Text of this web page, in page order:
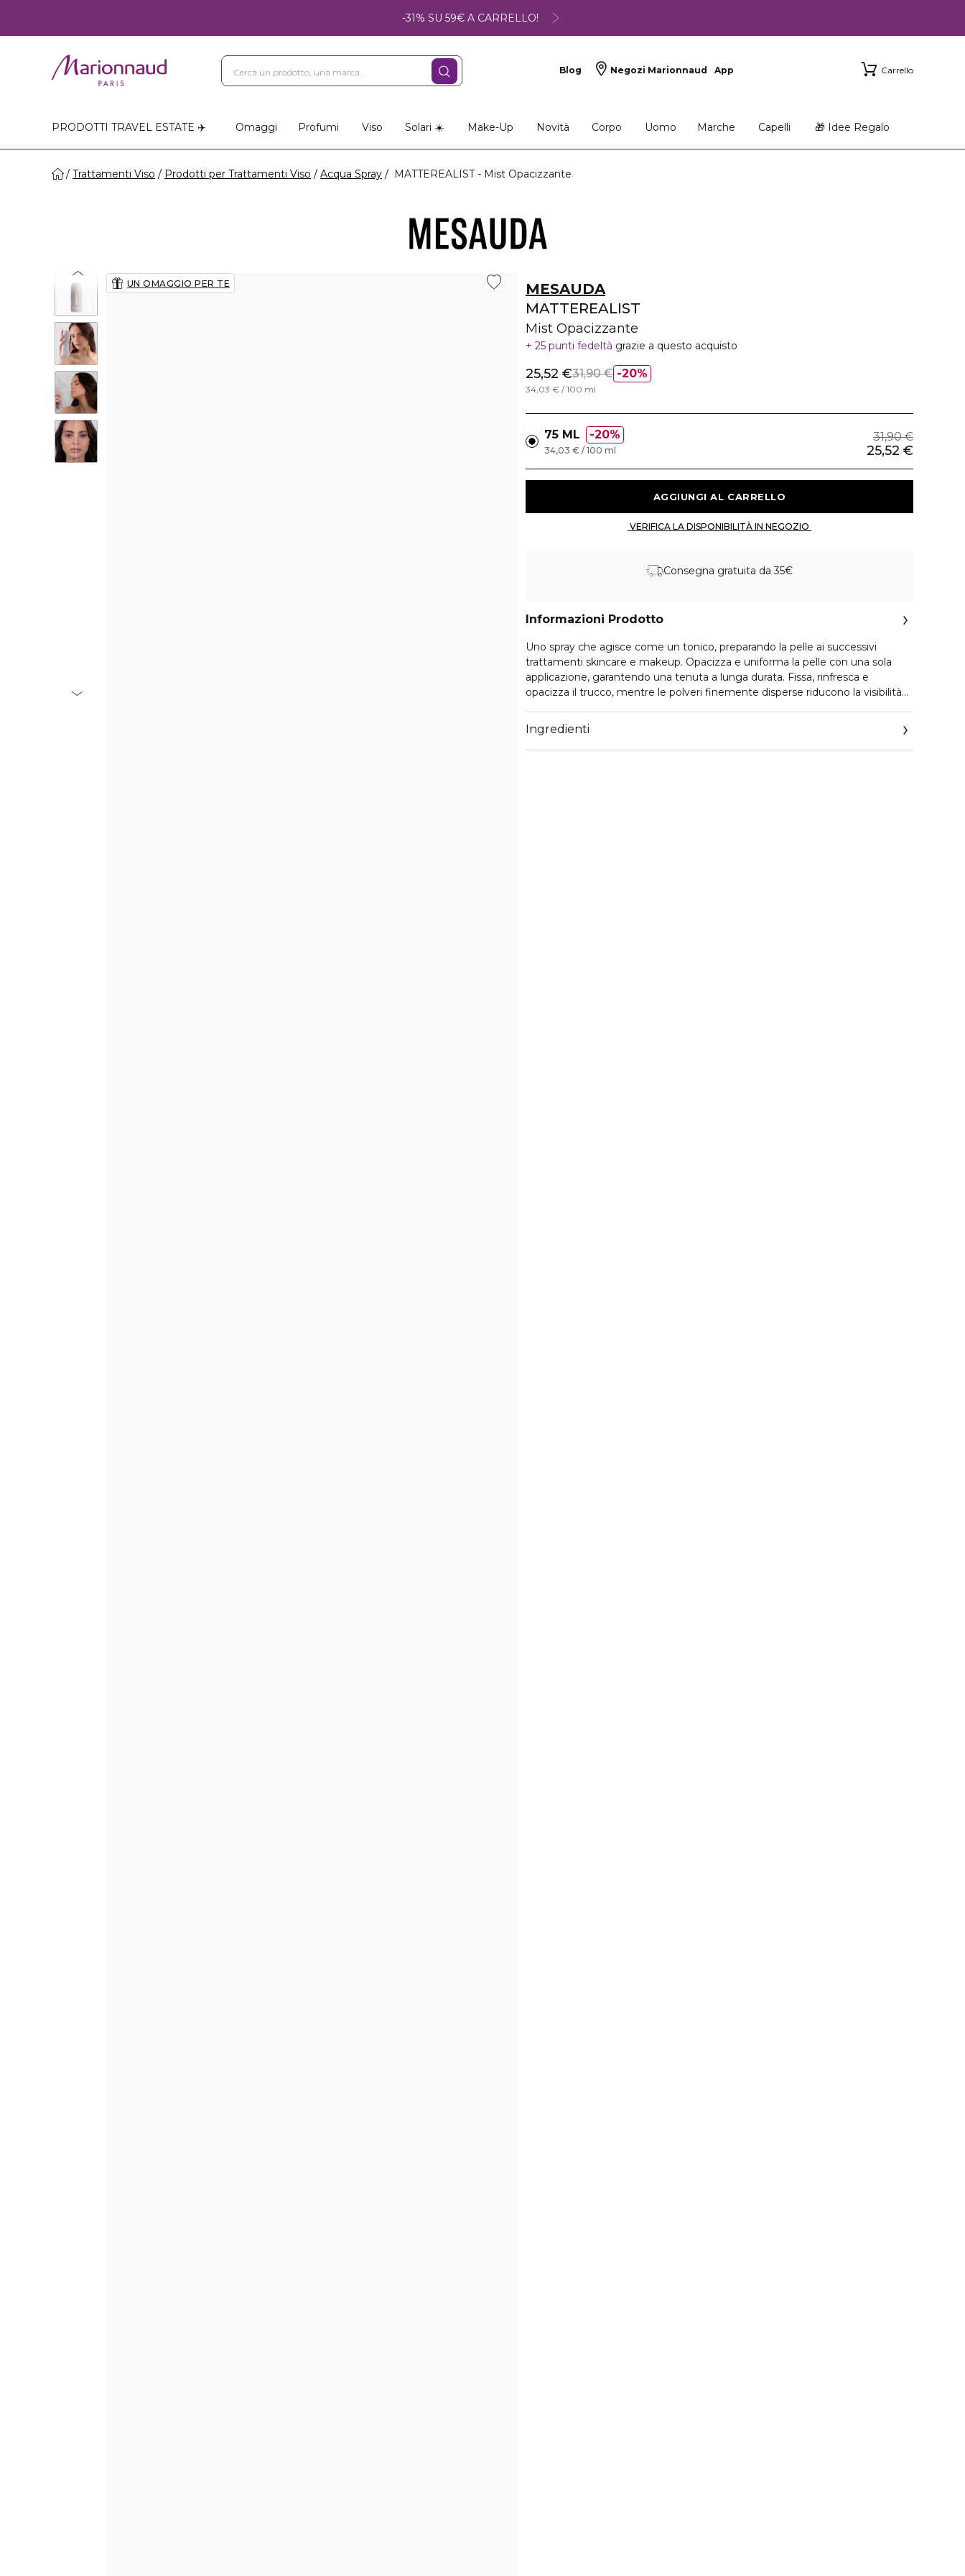
-31% SU 59€ A CARRELLO!
Blog Negozi Marionnaud App Carrello
PRODOTTI TRAVEL ESTATE ✈️ Omaggi Profumi Viso Solari ☀️ Make-Up Novità Corpo Uomo Marche Capelli 🎁 Idee Regalo
Trattamenti Viso Prodotti per Trattamenti Viso Acqua Spray MATTEREALIST - Mist Opacizzante
UN OMAGGIO PER TE
MESAUDA
MATTEREALIST
Mist Opacizzante
25 punti fedeltà grazie a questo acquisto
20%
25,52 €31,90 €
34,03 € / 100 ml
75 ML 20% 31,90 €
25,52 €
34,03 € / 100 ml
Consegna gratuita da 35€
Informazioni Prodotto
Uno spray che agisce come un tonico, preparando la pelle ai successivi
trattamenti skincare e makeup. Opacizza e uniforma la pelle con una sola
applicazione, garantendo una tenuta a lunga durata. Fissa, rinfresca e
opacizza il trucco, mentre le polveri finemente disperse riducono la visibilità
un effetto mat e vellutato a lunga durata. Allo stesso tempo, mantiene la
pelle idratata. La sua formula versatile può essere utilizzata sia nella skincare
routine che nel makeup per opacizzare e perfezionare l'incarnato.
Ingredienti